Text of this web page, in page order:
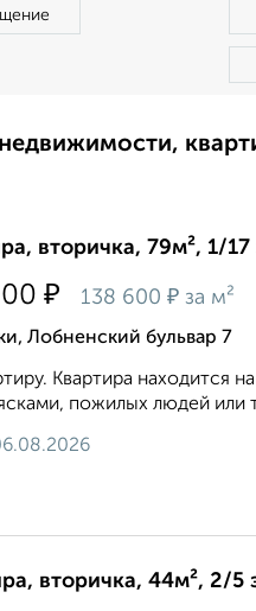
вторичка, 79м², 1/
₽ 138 600 ₽ за м²
Лобненский бульвар 7
Квартира находится
пожилых людей или
вторичка, 44м², 2/5